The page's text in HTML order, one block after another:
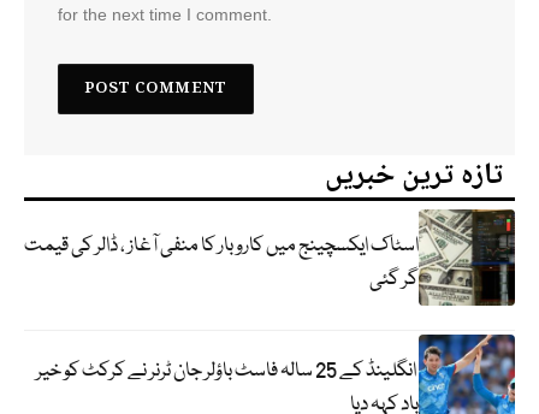
for the next time I comment.
تازہ ترین خبریں
اسٹاک ایکسچینج میں کاروبار کا منفی آغاز ، ڈالر کی قیمت
گر گئی
انگلینڈ کے 25 سالہ فاسٹ باؤلر جان ٹرنر نے کرکٹ کو خیر
باد کہہ دیا